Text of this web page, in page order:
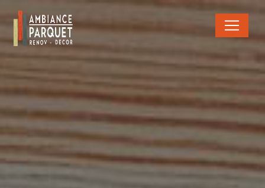
Panneau de gestion des cookies